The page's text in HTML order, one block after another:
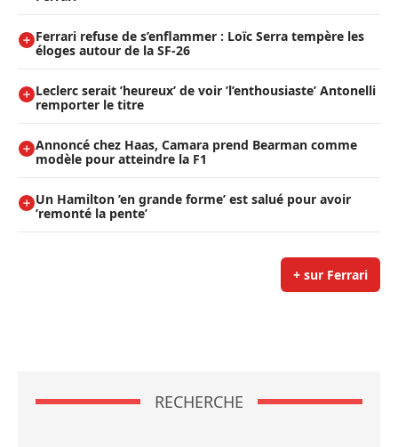
Ferrari refuse de s’enflammer : Loïc Serra tempère les
éloges autour de la SF-26
Leclerc serait ’heureux’ de voir ’l’enthousiaste’ Antonelli
remporter le titre
Annoncé chez Haas, Camara prend Bearman comme
modèle pour atteindre la F1
Un Hamilton ’en grande forme’ est salué pour avoir
’remonté la pente’
+ sur Ferrari
RECHERCHE